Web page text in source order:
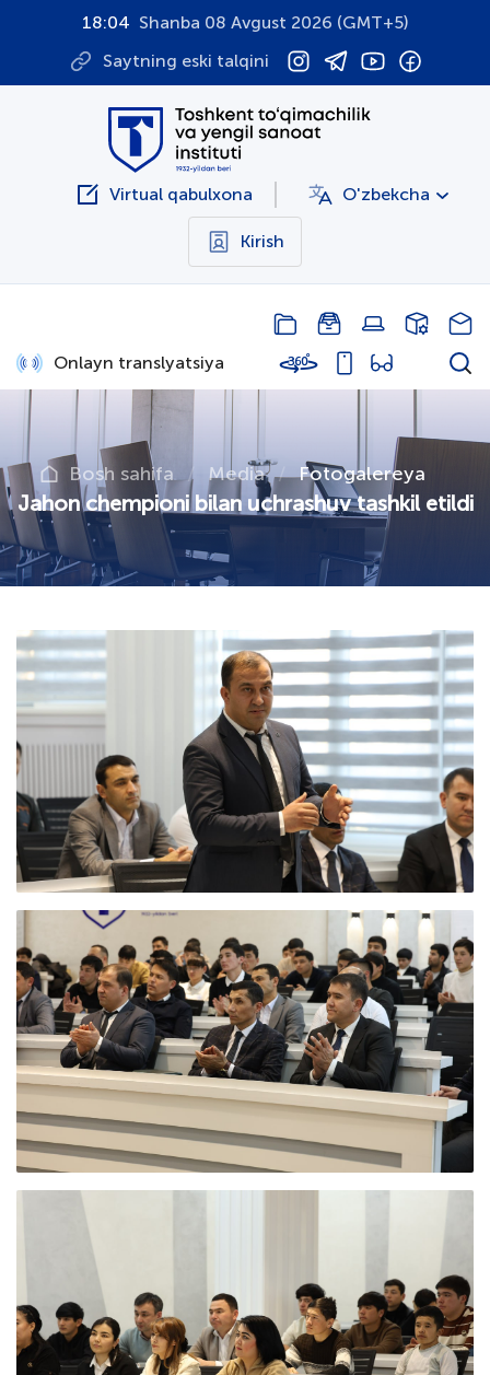
18:04 Shanba 08 Avgust 2026 (GMT+5)
Saytning eski talqini
Virtual qabulxona O'zbekcha
Kirish
Onlayn translyatsiya
Bosh sahifa Media Fotogalereya
Jahon chempioni bilan uchrashuv tashkil etildi